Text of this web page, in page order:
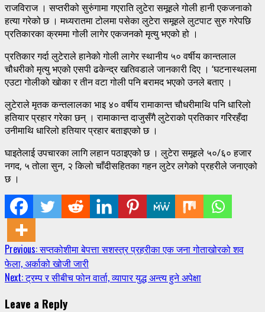
राजविराज । सप्तरीको सुरुंगामा गएराति लुटेरा समूहले गोली हानी एकजनाको
हत्या गरेको छ । मध्यरातमा टोलमा पसेका लुटेरा समूहले लुटपाट सुरु गरेपछि
प्रतिकारका क्रममा गोली लागेर एकजनको मृत्यु भएको हो ।
प्रतिकार गर्दा लुटेराले हानेको गोली लागेर स्थानीय ५० वर्षीय कान्तलाल
चौधरीको मृत्यु भएको एसपी ढकेन्द्र खतिवडाले जानकारी दिए । ‘घटनास्थलमा
एउटा गोलीको खोका र तीन वटा गोली पनि बरामद भएको उनले बताए ।
लुटेराले मृतक कन्तलालका भाइ ४० वर्षीय रामाकान्त चौधरीमाथि पनि धारिलो
हतियार प्रहार गरेका छन् । रामाकान्त दाजुसँगै लुटेराको प्रतिकार गरिरहँदा
उनीमाथि धारिलो हतियार प्रहार बताइएको छ ।
घाइतेलाई उपचारका लागि लहान पठाइएको छ । लुटेरा समूहले ५०/६० हजार
नगद, ५ तोला सुन, २ किलो चाँदीसहितका गहन लुटेर लगेको प्रहरीले जनाएको
छ ।
Continue
Reading
Previous:सप्तकोशीमा बेपत्ता सशस्त्र प्रहरीका एक जना गोताखोरको शव
फेला, अर्काको खोजी जारी
Next:ट्रम्प र सीबीच फोन वार्ता, व्यापार युद्ध अन्त्य हुने अपेक्षा
Leave a Reply